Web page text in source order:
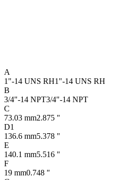
A
1"-14 UNS RH1"-14 UNS RH
B
3/4"-14 NPT3/4"-14 NPT
C
73.03 mm2.875 "
D1
136.6 mm5.378 "
E
140.1 mm5.516 "
F
19 mm0.748 "